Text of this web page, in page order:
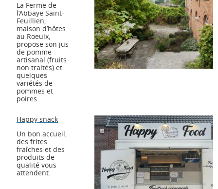
La Ferme de
l’Abbaye Saint-
Feuillien,
maison d’hôtes
au Roeulx,
propose son jus
de pomme
artisanal (fruits
non traités) et
quelques
variétés de
pommes et
poires.
Happy snack
Un bon accueil,
des frites
fraîches et des
produits de
qualité vous
attendent.